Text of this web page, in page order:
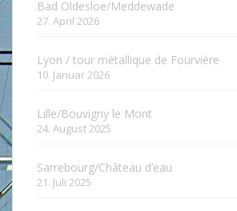
Bad Oldesloe/Meddewade
27. April 2026
Lyon / tour métallique de Fourvière
10. Januar 2026
Lille/Bouvigny le Mont
24. August 2025
Sarrebourg/Château d’eau
21. Juli 2025